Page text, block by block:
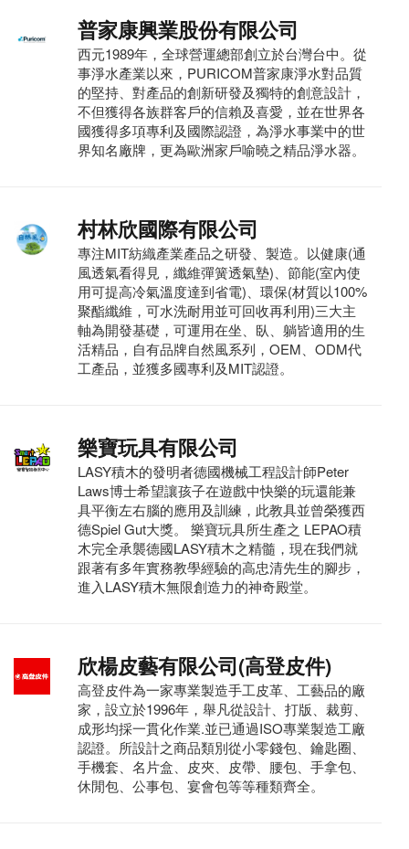
普家康興業股份有限公司
西元1989年，全球營運總部創立於台灣台中。從
事淨水產業以來，PURICOM普家康淨水對品質
的堅持、對產品的創新研發及獨特的創意設計，
不但獲得各族群客戶的信賴及喜愛，並在世界各
國獲得多項專利及國際認證，為淨水事業中的世
界知名廠牌，更為歐洲家戶喻曉之精品淨水器。
村林欣國際有限公司
專注MIT紡織產業產品之研發、製造。以健康(通
風透氣看得見，纖維彈簧透氣墊)、節能(室內使
用可提高冷氣溫度達到省電)、環保(材質以100%
聚酯纖維，可水洗耐用並可回收再利用)三大主
軸為開發基礎，可運用在坐、臥、躺皆適用的生
活精品，自有品牌自然風系列，OEM、ODM代
工產品，並獲多國專利及MIT認證。
樂寶玩具有限公司
LASY積木的發明者德國機械工程設計師Peter
Laws博士希望讓孩子在遊戲中快樂的玩還能兼
具平衡左右腦的應用及訓練，此教具並曾榮獲西
德Spiel Gut大獎。 樂寶玩具所生產之 LEPAO積
木完全承襲德國LASY積木之精髓，現在我們就
跟著有多年實務教學經驗的高忠清先生的腳步，
進入LASY積木無限創造力的神奇殿堂。
欣楊皮藝有限公司(高登皮件)
高登皮件為一家專業製造手工皮革、工藝品的廠
家，設立於1996年，舉凡從設計、打版、裁剪、
成形均採一貫化作業.並已通過ISO專業製造工廠
認證。所設計之商品類別從小零錢包、鑰匙圈、
手機套、名片盒、皮夾、皮帶、腰包、手拿包、
休閒包、公事包、宴會包等等種類齊全。